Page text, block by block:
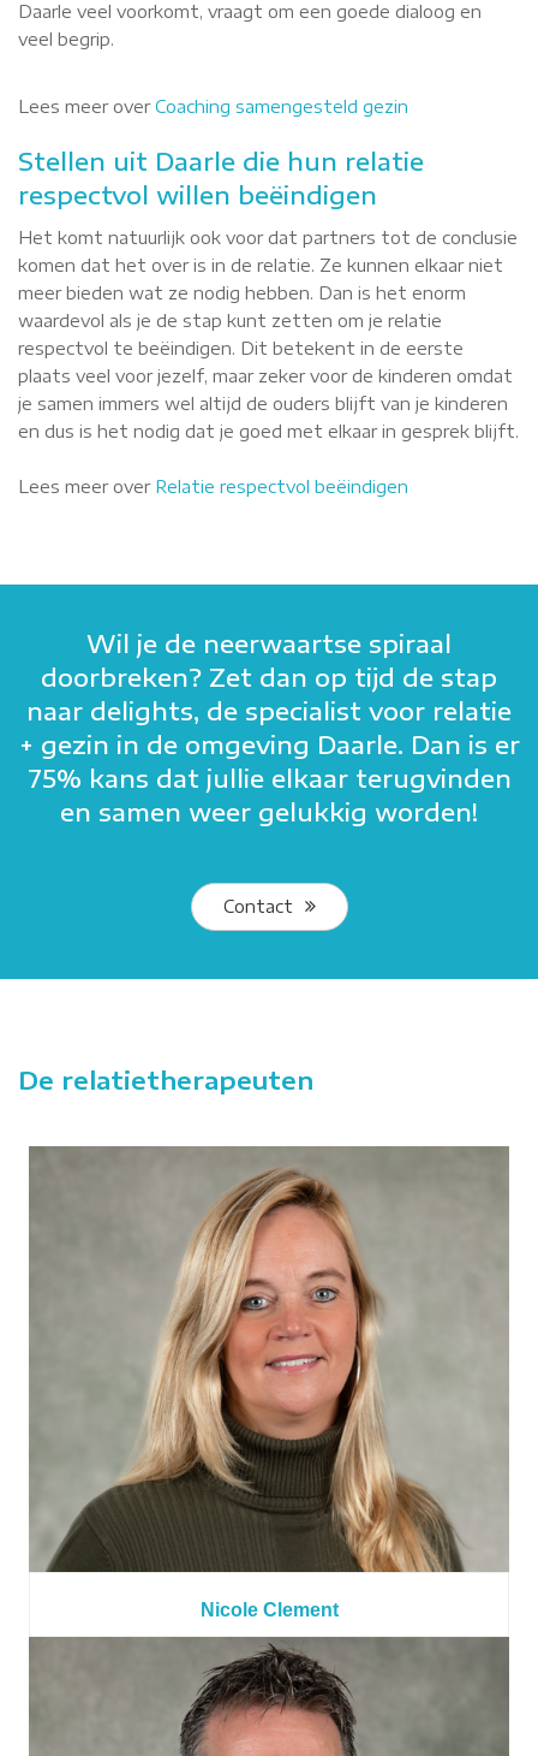
Daarle veel voorkomt, vraagt om een goede dialoog en
veel begrip.
Lees meer overCoaching samengesteld gezin
Stellen uit Daarle die hun relatie
respectvol willen beëindigen
Het komt natuurlijk ook voor dat partners tot de conclusie
komen dat het over is in de relatie. Ze kunnen elkaar niet
meer bieden wat ze nodig hebben. Dan is het enorm
waardevol als je de stap kunt zetten om je relatie
respectvol te beëindigen. Dit betekent in de eerste
plaats veel voor jezelf, maar zeker voor de kinderen omdat
je samen immers wel altijd de ouders blijft van je kinderen
en dus is het nodig dat je goed met elkaar in gesprek blijft.
Lees meer over Relatie respectvol beëindigen
Wil je de neerwaartse spiraal
doorbreken? Zet dan op tijd de stap
naar delights, de specialist voor relatie
+ gezin in de omgeving Daarle. Dan is er
75% kans dat jullie elkaar terugvinden
en samen weer gelukkig worden!
Contact
De relatietherapeuten
Nicole Clement